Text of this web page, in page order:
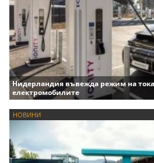
Нидерландия въвежда режим на
електромобилите
НОВИНИ